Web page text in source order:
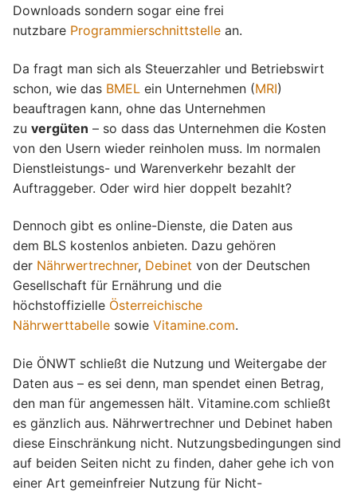
Downloads sondern sogar eine frei
nutzbare Programmierschnittstelle an.
Da fragt man sich als Steuerzahler und Betriebswirt
schon, wie das BMEL ein Unternehmen (MRI)
beauftragen kann, ohne das Unternehmen
zu vergüten – so dass das Unternehmen die Kosten
von den Usern wieder reinholen muss. Im normalen
Dienstleistungs- und Warenverkehr bezahlt der
Auftraggeber. Oder wird hier doppelt bezahlt?
Dennoch gibt es online-Dienste, die Daten aus
dem BLS kostenlos anbieten. Dazu gehören
der Nährwertrechner, Debinet von der Deutschen
Gesellschaft für Ernährung und die
höchstoffizielle Österreichische
Nährwerttabelle sowie Vitamine.com.
Die ÖNWT schließt die Nutzung und Weitergabe der
Daten aus – es sei denn, man spendet einen Betrag,
den man für angemessen hält. Vitamine.com schließt
es gänzlich aus. Nährwertrechner und Debinet haben
diese Einschränkung nicht. Nutzungsbedingungen sind
auf beiden Seiten nicht zu finden, daher gehe ich von
einer Art gemeinfreier Nutzung für Nicht-